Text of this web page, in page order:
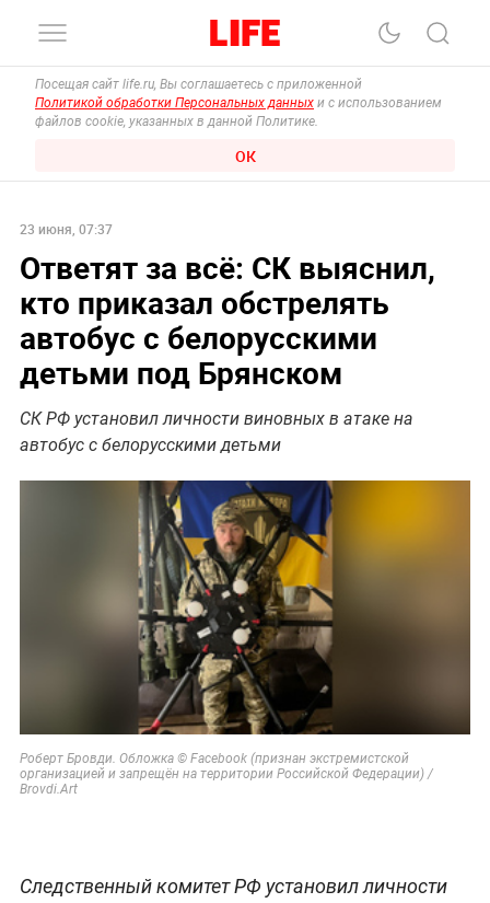
Посещая сайт life.ru, Вы соглашаетесь с приложенной
Политикой обработки Персональных данных и с использованием
файлов cookie, указанных в данной Политике.
ОК
23 июня, 07:37
Ответят за всё: СК выяснил,
кто приказал обстрелять
автобус с белорусскими
детьми под Брянском
СК РФ установил личности виновных в атаке на
автобус с белорусскими детьми
Роберт Бровди. Обложка © Facebook (признан экстремистской
организацией и запрещён на территории Российской Федерации) /
Brovdi.Art
Следственный комитет РФ установил личности